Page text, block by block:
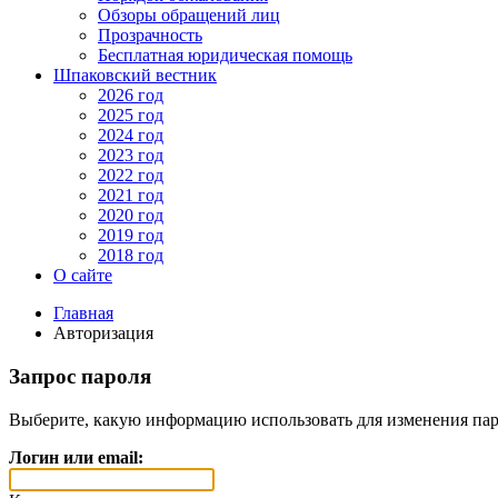
Обзоры обращений лиц
Прозрачность
Бесплатная юридическая помощь
Шпаковский вестник
2026 год
2025 год
2024 год
2023 год
2022 год
2021 год
2020 год
2019 год
2018 год
О сайте
Главная
Авторизация
Запрос пароля
Выберите, какую информацию использовать для изменения
Логин или email: